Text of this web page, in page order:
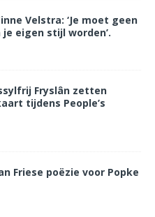
Velstra: ‘Je moet geen
eigen stijl worden’.
Fryslân zetten
tijdens People’s
Friese poëzie voor Popke